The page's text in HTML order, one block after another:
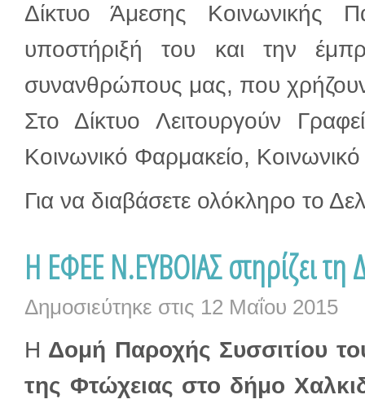
Δίκτυο Άμεσης Κοινωνικής
υποστήριξή του και την
συνανθρώπους μας, που
Στο Δίκτυο Λειτουργούν
Κοινωνικό Φαρμακείο,
Για να διαβάσετε ολόκληρο το
Η ΕΦΕΕ Ν.ΕΥΒΟΙΑΣ στηρίζει τη
Δημοσιεύτηκε στις 12 Μαΐου 2015
Η Δομή Παροχής Συσσιτίου
της Φτώχειας στο δήμο